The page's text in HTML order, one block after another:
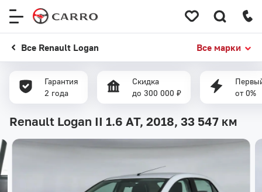
Все Renault Logan Все марки
Гарантия
2 года
Скидка
до 300 000 ₽
от 0%
Renault Logan II 1.6 AT, 2018, 33 547 км